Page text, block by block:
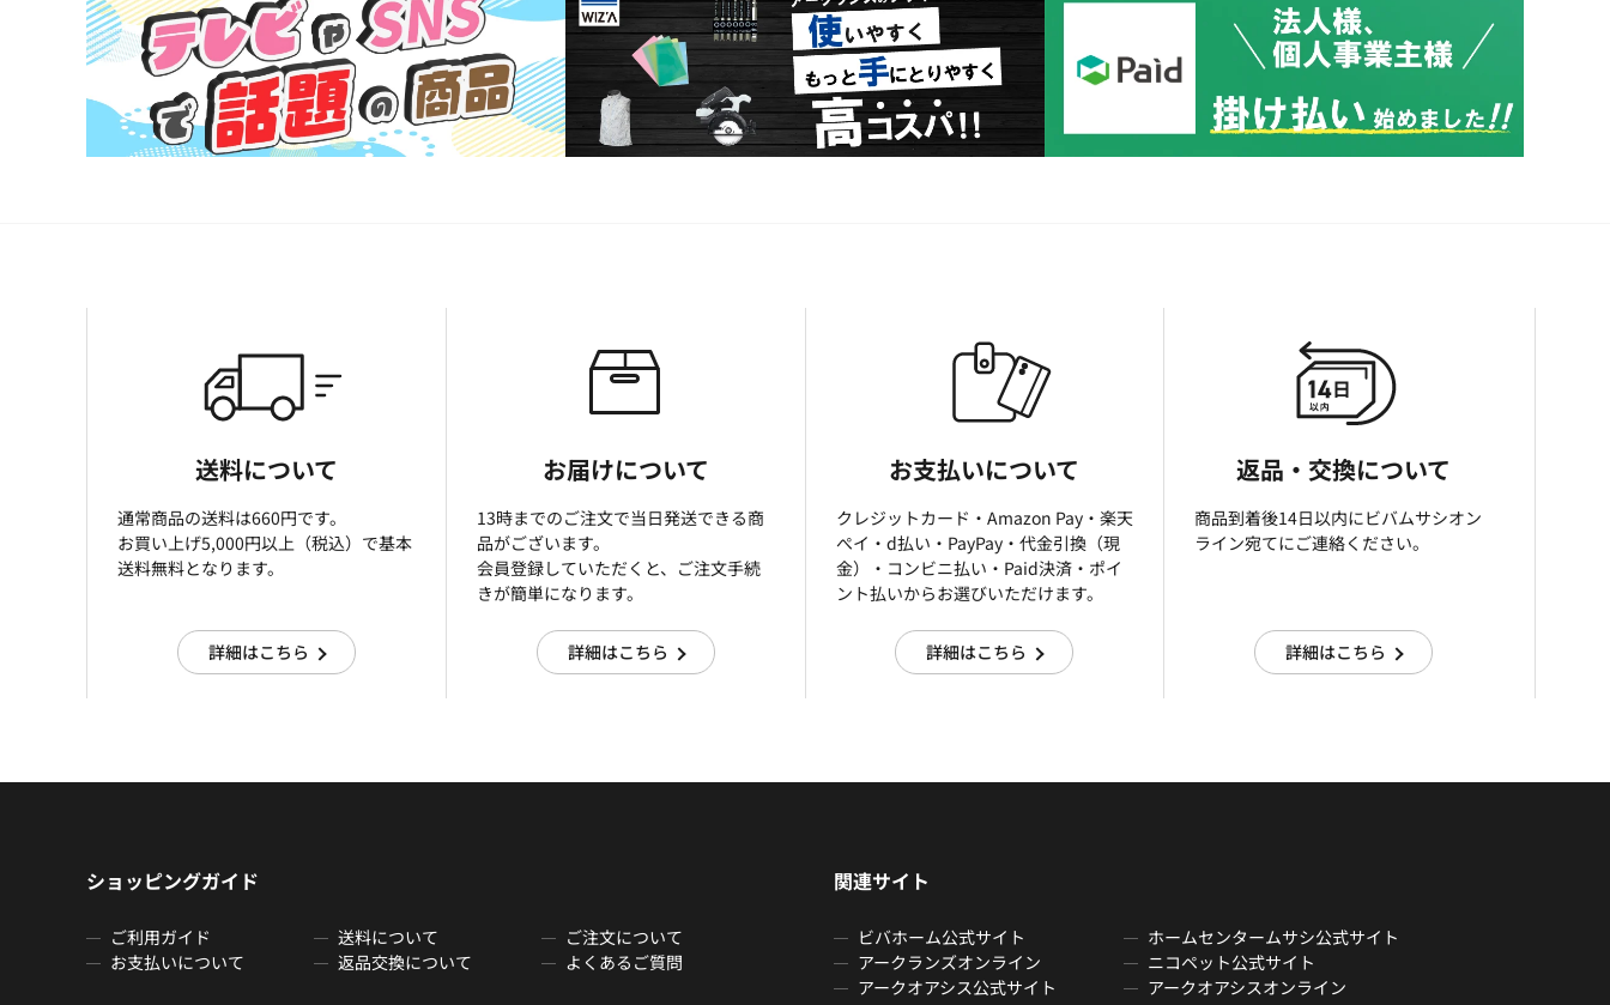
送料について
通常商品の送料は660円です。
お買い上げ5,000円以上（税込）で基本
送料無料となります。
詳細はこちら
お届けについて
13時までのご注文で当日発送できる商
品がございます。
会員登録していただくと、ご注文手続
きが簡単になります。
詳細はこちら
お支払いについて
クレジットカード・Amazon Pay・楽天
ぺイ・d払い・PayPay・代金引換（現
金）・コンビニ払い・Paid決済・ポイ
ント払いからお選びいただけます。
詳細はこちら
返品・交換について
商品到着後14日以内にビバムサシオン
ライン宛てにご連絡ください。
詳細はこちら
ショッピングガイド
ご利用ガイド 送料について
ご注文について
お支払いについて
返品交換について よくあるご質問
関連サイト
ビバホーム公式サイト
ホームセンタームサシ公式サイト
アークランズオンライン
ニコペット公式サイト
アークオアシス公式サイト
アークオアシスオンライン